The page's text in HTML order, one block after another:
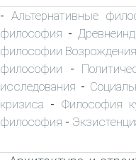
- Альтернативные
философия -
философии Возрождения
философии -
исследования -
кризиса - Философия
философия -